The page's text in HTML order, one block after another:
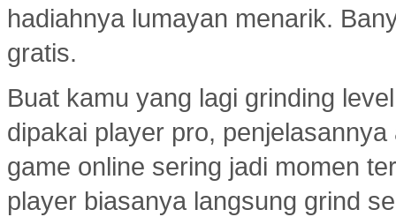
hadiahnya lumayan menarik.
gratis.
Buat kamu yang lagi grinding
dipakai player pro,
game online sering jadi momen
player biasanya langsung grind